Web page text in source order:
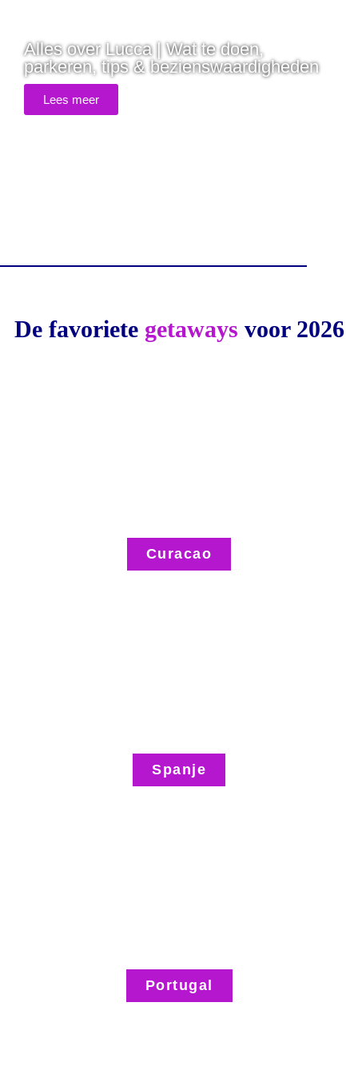
Alles over Lucca | Wat te doen,
parkeren, tips & bezienswaardigheden
Lees meer
De favoriete getaways voor 2026
Curacao
Spanje
Portugal